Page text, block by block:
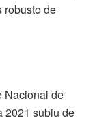
robusto de
Nacional de
2021 subiu de